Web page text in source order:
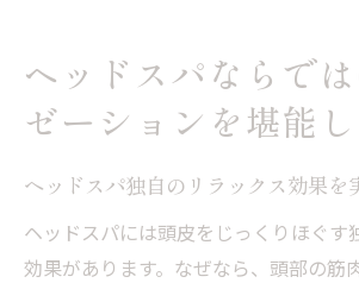
ヘッドスパならで
ゼーションを堪能し
ヘッドスパ独自のリラックス効果を
ヘッドスパには頭皮をじっくりほぐす
効果があります。なぜなら、頭部の筋